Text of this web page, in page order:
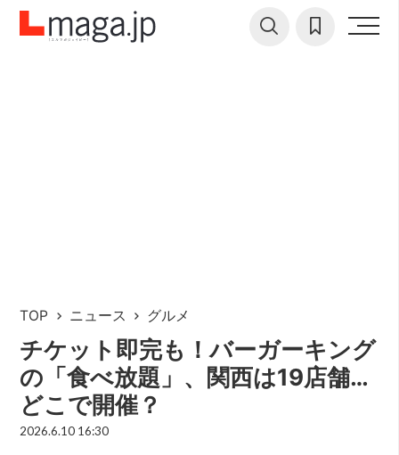
TOP ニュース グルメ
チケット即完も！バーガーキング
の「食べ放題」、関西は19店舗…
どこで開催？
2026.6.10 16:30